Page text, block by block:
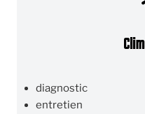
diagnostic
entretien